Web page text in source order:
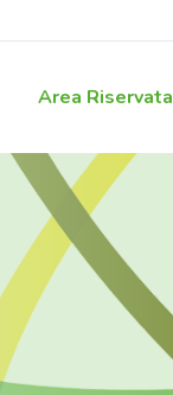
Area Riservata